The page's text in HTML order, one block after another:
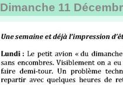
Dimanche 11